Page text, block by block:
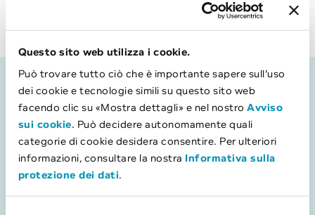
Questo sito web utilizza i cookie.
Può trovare tutto ciò che è importante sapere sull'uso
dei cookie e tecnologie simili su questo sito web
facendo clic su «Mostra dettagli» e nel nostroAvviso
sui cookie. Può decidere autonomamente quali
categorie di cookie desidera consentire. Per ulteriori
informazioni, consultare la nostra Informativa sulla
protezione dei dati.
Domande e risposte
Come posso comunicare il mio nuovo
indirizzo a bob Finance?
Il cambio di indirizzo può essere comunicato in tre
Entro quando deve essere comunicato